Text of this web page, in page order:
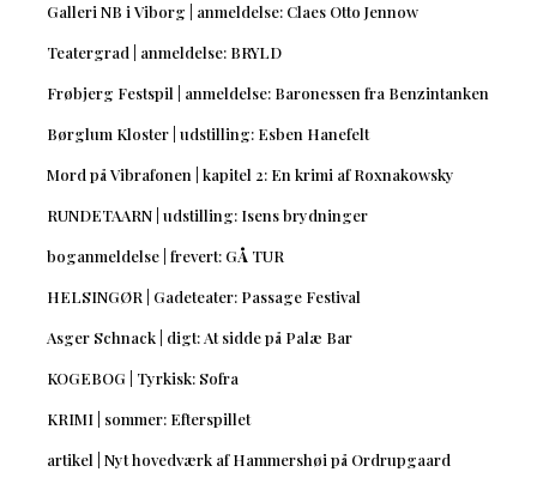
Galleri NB i Viborg | anmeldelse: Claes Otto Jennow
Teatergrad | anmeldelse: BRYLD
Frøbjerg Festspil | anmeldelse: Baronessen fra Benzintanken
Børglum Kloster | udstilling: Esben Hanefelt
Mord på Vibrafonen | kapitel 2: En krimi af Roxnakowsky
RUNDETAARN | udstilling: Isens brydninger
boganmeldelse | frevert: GÅ TUR
HELSINGØR | Gadeteater: Passage Festival
Asger Schnack | digt: At sidde på Palæ Bar
KOGEBOG | Tyrkisk: Sofra
KRIMI | sommer: Efterspillet
artikel | Nyt hovedværk af Hammershøi på Ordrupgaard